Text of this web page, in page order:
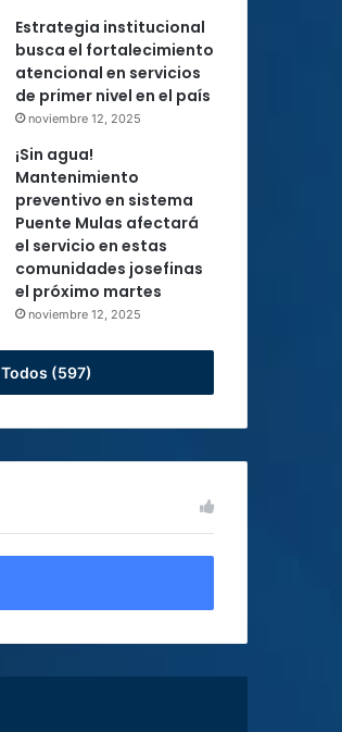
Estrategia institucional
busca el fortalecimiento
atencional en servicios
de primer nivel en el país
noviembre 12, 2025
¡Sin agua!
Mantenimiento
preventivo en sistema
Puente Mulas afectará
el servicio en estas
comunidades josefinas
el próximo martes
noviembre 12, 2025
Todos (597)